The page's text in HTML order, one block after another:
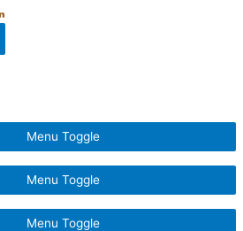
Menu Toggle
Menu Toggle
Menu Toggle